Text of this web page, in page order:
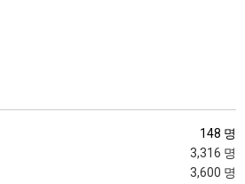
148 명
3,316 명
3,600 명